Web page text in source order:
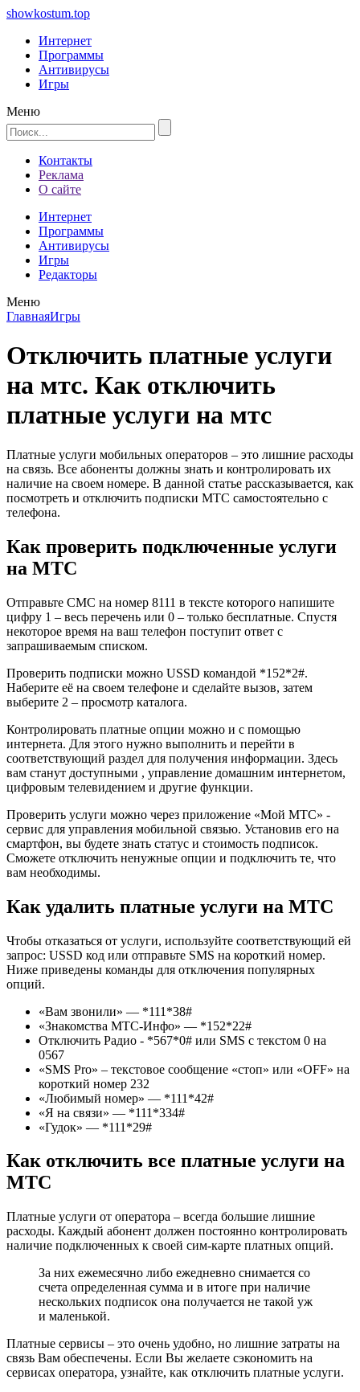
showkostum.top
Интернет
Программы
Антивирусы
Игры
Меню
Контакты
Реклама
О сайте
Интернет
Программы
Антивирусы
Игры
Редакторы
Меню
ГлавнаяИгры
Отключить платные услуги
на мтс. Как отключить
платные услуги на мтс
Платные услуги мобильных операторов – это лишние расходы
на связь. Все абоненты должны знать и контролировать их
наличие на своем номере. В данной статье рассказывается, как
посмотреть и отключить подписки МТС самостоятельно с
телефона.
Как проверить подключенные услуги
на МТС
Отправьте СМС на номер 8111 в тексте которого напишите
цифру 1 – весь перечень или 0 – только бесплатные. Спустя
некоторое время на ваш телефон поступит ответ с
запрашиваемым списком.
Проверить подписки можно USSD командой *152*2#.
Наберите её на своем телефоне и сделайте вызов, затем
выберите 2 – просмотр каталога.
Контролировать платные опции можно и с помощью
интернета. Для этого нужно выполнить и перейти в
соответствующий раздел для получения информации. Здесь
вам станут доступными , управление домашним интернетом,
цифровым телевидением и другие функции.
Проверить услуги можно через приложение «Мой МТС» -
сервис для управления мобильной связью. Установив его на
смартфон, вы будете знать статус и стоимость подписок.
Сможете отключить ненужные опции и подключить те, что
вам необходимы.
Как удалить платные услуги на МТС
Чтобы отказаться от услуги, используйте соответствующий ей
запрос: USSD код или отправьте SMS на короткий номер.
Ниже приведены команды для отключения популярных
опций.
«Вам звонили» — *111*38#
«Знакомства МТС-Инфо» — *152*22#
Отключить Радио - *567*0# или SMS с текстом 0 на
0567
«SMS Pro» – текстовое сообщение «стоп» или «OFF» на
короткий номер 232
«Любимый номер» — *111*42#
«Я на связи» — *111*334#
«Гудок» — *111*29#
Как отключить все платные услуги на
МТС
Платные услуги от оператора – всегда большие лишние
расходы. Каждый абонент должен постоянно контролировать
наличие подключенных к своей сим-карте платных опций.
За них ежемесячно либо ежедневно снимается со
счета определенная сумма и в итоге при наличие
нескольких подписок она получается не такой уж
и маленькой.
Платные сервисы – это очень удобно, но лишние затраты на
связь Вам обеспечены. Если Вы желаете сэкономить на
сервисах оператора, узнайте, как отключить платные услуги.